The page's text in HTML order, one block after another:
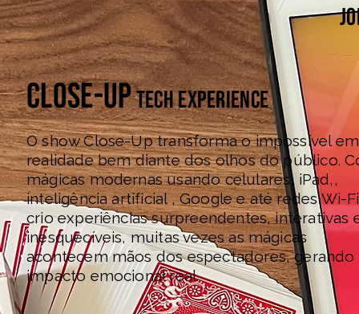
close-uptech experience
O show Close-Up transforma o impossível em
realidade bem diante dos olhos do público.
mágicas modernas usando celulares, iPad,,
inteligência artificial , Google e até redes Wi-
crio experiências surpreendentes, interativas
inesquecíveis, muitas vezes as mágicas
acontecem mãos dos espectadores, gerando
impacto emocional real.